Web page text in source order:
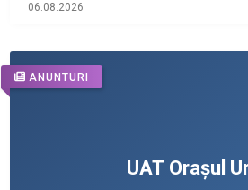
06.08.2026
ANUNTURI